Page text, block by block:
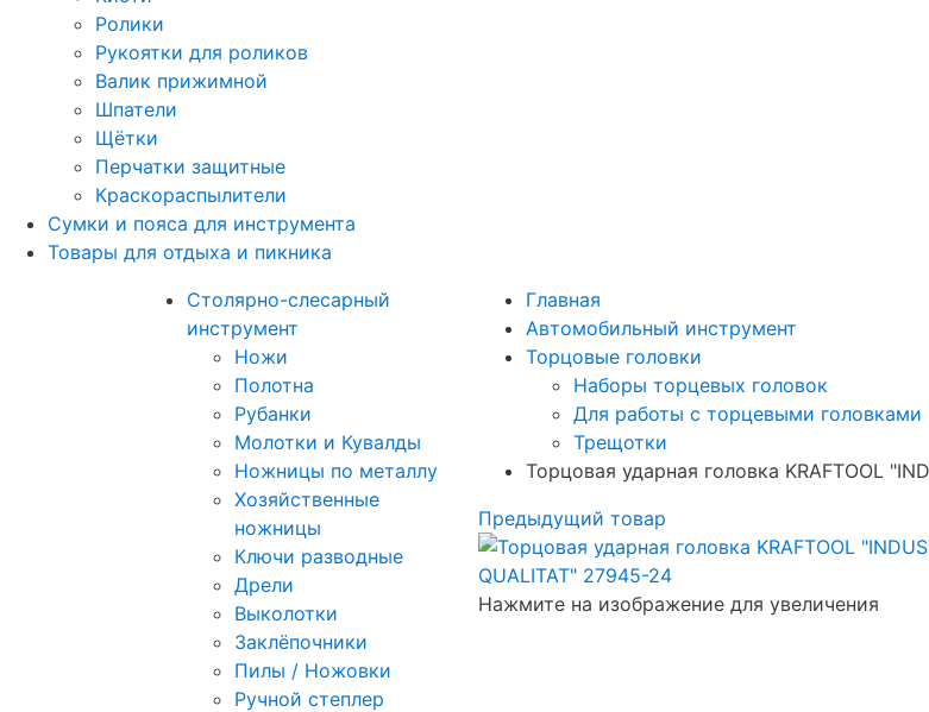
Ролики
Рукоятки для роликов
Валик прижимной
Шпатели
Щётки
Перчатки защитные
Краскораспылители
Сумки и пояса для инструмента
Товары для отдыха и пикника
Столярно-слесарный
инструмент
Ножи
Полотна
Рубанки
Молотки и Кувалды
Ножницы по металлу
Хозяйственные
ножницы
Ключи разводные
Дрели
Выколотки
Заклёпочники
Пилы / Ножовки
Ручной степлер
Главная
Автомобильный инструмент
Торцовые головки
Наборы торцевых головок
Для работы с торцевыми головками
Трещотки
Торцовая ударная головка KRAFTOOL
Предыдущий товар
Нажмите на изображение для увеличения